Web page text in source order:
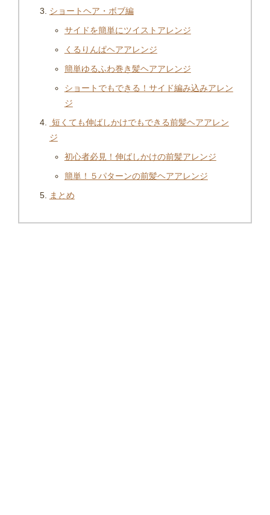
ショートヘア・ボブ編
サイドを簡単にツイストアレンジ
くるりんぱヘアアレンジ
簡単ゆるふわ巻き髪ヘアアレンジ
ショートでもできる！サイド編み込みアレン
ジ
短くても伸ばしかけでもできる前髪ヘアアレン
ジ
初心者必見！伸ばしかけの前髪アレンジ
簡単！５パターンの前髪ヘアアレンジ
まとめ